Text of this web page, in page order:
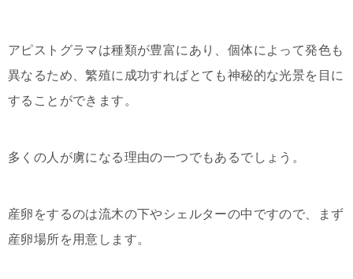
アピストグラマは種類が豊富にあり、個体によって発色も
異なるため、繁殖に成功すればとても神秘的な光景を目に
することができます。
多くの人が虜になる理由の一つでもあるでしょう。
産卵をするのは流木の下やシェルターの中ですので、まず
産卵場所を用意します。